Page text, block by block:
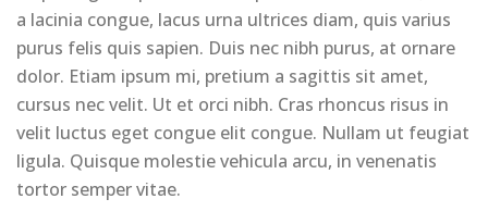
a lacinia congue, lacus urna ultrices diam, quis varius
purus felis quis sapien. Duis nec nibh purus, at ornare
dolor. Etiam ipsum mi, pretium a sagittis sit amet,
cursus nec velit. Ut et orci nibh. Cras rhoncus risus in
velit luctus eget congue elit congue. Nullam ut feugiat
ligula. Quisque molestie vehicula arcu, in venenatis
tortor semper vitae.